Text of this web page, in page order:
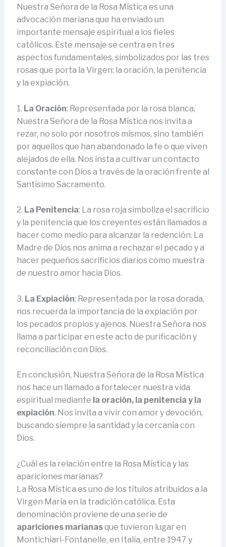
Nuestra Señora de la Rosa Mística es una
advocación mariana que ha enviado un
importante mensaje espiritual a los fieles
católicos. Este mensaje se centra en tres
aspectos fundamentales, simbolizados por las tres
rosas que porta la Virgen: la oración, la penitencia
y la expiación.
1. La Oración: Representada por la rosa blanca,
Nuestra Señora de la Rosa Mística nos invita a
rezar, no solo por nosotros mismos, sino también
por aquellos que han abandonado la fe o que viven
alejados de ella. Nos insta a cultivar un contacto
constante con Dios a través de la oración frente al
Santísimo Sacramento.
2. La Penitencia: La rosa roja simboliza el sacrificio
y la penitencia que los creyentes están llamados a
hacer como medio para alcanzar la redención. La
Madre de Dios nos anima a rechazar el pecado y a
hacer pequeños sacrificios diarios como muestra
de nuestro amor hacia Dios.
3. La Expiación: Representada por la rosa dorada,
nos recuerda la importancia de la expiación por
los pecados propios y ajenos. Nuestra Señora nos
llama a participar en este acto de purificación y
reconciliación con Dios.
En conclusión, Nuestra Señora de la Rosa Mística
nos hace un llamado a fortalecer nuestra vida
espiritual mediante la oración, la penitencia y la
expiación. Nos invita a vivir con amor y devoción,
buscando siempre la santidad y la cercanía con
Dios.
¿Cuál es la relación entre la Rosa Mística y las
apariciones marianas?
La Rosa Mística es uno de los títulos atribuidos a la
Virgen María en la tradición católica. Esta
denominación proviene de una serie de
apariciones marianasque tuvieron lugar en
Montichiari-Fontanelle, en Italia, entre 1947 y